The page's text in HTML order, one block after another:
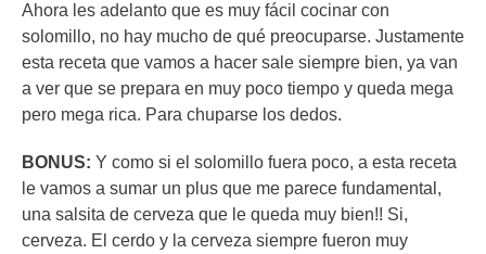
Ahora les adelanto que es muy fácil cocinar con
solomillo, no hay mucho de qué preocuparse. Justamente
esta receta que vamos a hacer sale siempre bien, ya van
a ver que se prepara en muy poco tiempo y queda mega
pero mega rica. Para chuparse los dedos.
BONUS: Y como si el solomillo fuera poco, a esta receta
le vamos a sumar un plus que me parece fundamental,
una salsita de cerveza que le queda muy bien!! Si,
cerveza. El cerdo y la cerveza siempre fueron muy